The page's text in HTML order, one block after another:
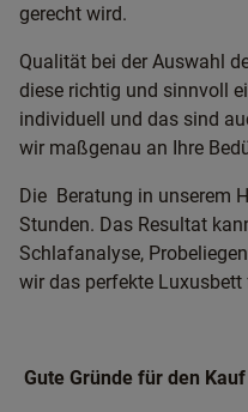
gerecht wird.
Qualität bei der Auswahl
diese richtig und sinnvoll
individuell und das sind
wir maßgenau an Ihre
Die Beratung in unserem
Stunden. Das Resultat
Schlafanalyse,
wir das perfekte Luxusbett
Gute Gründe für den